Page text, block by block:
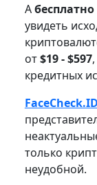
Aбесплатно
увидеть
от$19 - $597
кредитных
FaceCheck.ID
только
неудобной.